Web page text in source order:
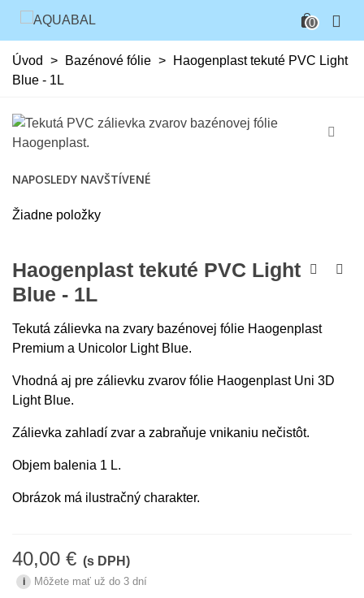
0
Úvod > Bazénové fólie >
Haogenplast tekuté PVC Light
Blue - 1L
NAPOSLEDY NAVŠTÍVENÉ
Žiadne položky
Haogenplast tekuté PVC Light
Blue - 1L
Tekutá zálievka na zvary bazénovej fólie Haogenplast
Premium a Unicolor Light Blue.
Vhodná aj pre zálievku zvarov fólie Haogenplast Uni 3D
Light Blue.
Zálievka zahladí zvar a zabraňuje vnikaniu nečistôt.
Objem balenia 1 L.
Obrázok má ilustračný charakter.
40,00 € (s DPH)
i Môžete mať už do 3 dní